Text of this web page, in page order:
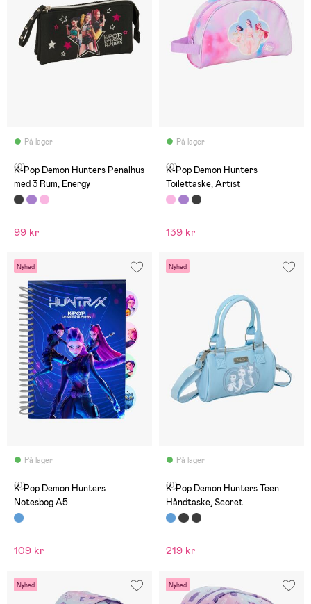
På lager
(0)
K-Pop Demon Hunters Penalhus
med 3 Rum, Energy
99 kr
På lager
(0)
K-Pop Demon Hunters
Toilettaske, Artist
139 kr
Nyhed
På lager
(0)
K-Pop Demon Hunters
Notesbog A5
109 kr
Nyhed
På lager
(0)
K-Pop Demon Hunters Teen
Håndtaske, Secret
219 kr
Nyhed Nyhed